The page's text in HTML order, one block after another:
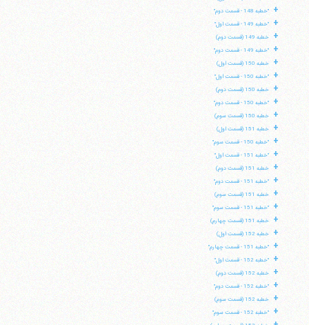
+ "خطبه 148 - قسمت دوم"
+ "خطبه 149 - قسمت اول"
+ خطبه 149 (قسمت دوم)
+ "خطبه 149 - قسمت دوم"
+ خطبه 150 (قسمت اول)
+ "خطبه 150 - قسمت اول"
+ خطبه 150 (قسمت دوم)
+ "خطبه 150 - قسمت دوم"
+ خطبه 150 (قسمت سوم)
+ خطبه 151 (قسمت اول)
+ "خطبه 150 - قسمت سوم"
+ "خطبه 151 - قسمت اول"
+ خطبه 151 (قسمت دوم)
+ "خطبه 151 - قسمت دوم"
+ خطبه 151 (قسمت سوم)
+ "خطبه 151 - قسمت سوم"
+ خطبه 151 (قسمت چهارم)
+ خطبه 152 (قسمت اول)
+ "خطبه 151 - قسمت چهارم"
+ "خطبه 152 - قسمت اول"
+ خطبه 152 (قسمت دوم)
+ "خطبه 152 - قسمت دوم"
+ خطبه 152 (قسمت سوم)
+ "خطبه 152 - قسمت سوم"